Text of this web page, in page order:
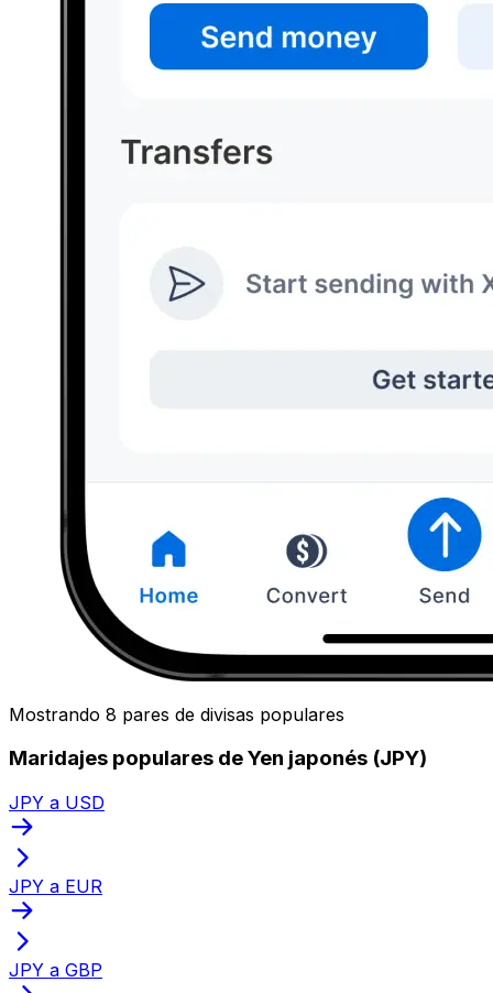
Mostrando 8 pares de divisas populares
Maridajes populares de Yen japonés (JPY)
JPY a USD
JPY a EUR
JPY a GBP